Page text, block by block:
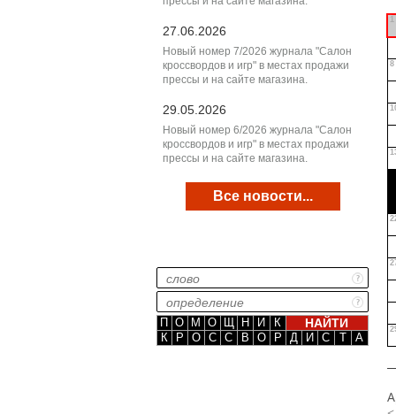
27.06.2026
Новый номер 7/2026 журнала "Салон
кроссвордов и игр" в местах продажи
прессы и на сайте магазина.
29.05.2026
Новый номер 6/2026 журнала "Салон
кроссвордов и игр" в местах продажи
прессы и на сайте магазина.
Все новости...
П О М О Щ Н И
К
К
Р О С С В О Р Д И С Т А
1
8